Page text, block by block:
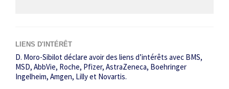
LIENS D'INTÉRÊT
D. Moro-Sibilot déclare avoir des liens d’intérêts avec BMS,
MSD, AbbVie, Roche, Pfizer, AstraZeneca, Boehringer
Ingelheim, Amgen, Lilly et Novartis.